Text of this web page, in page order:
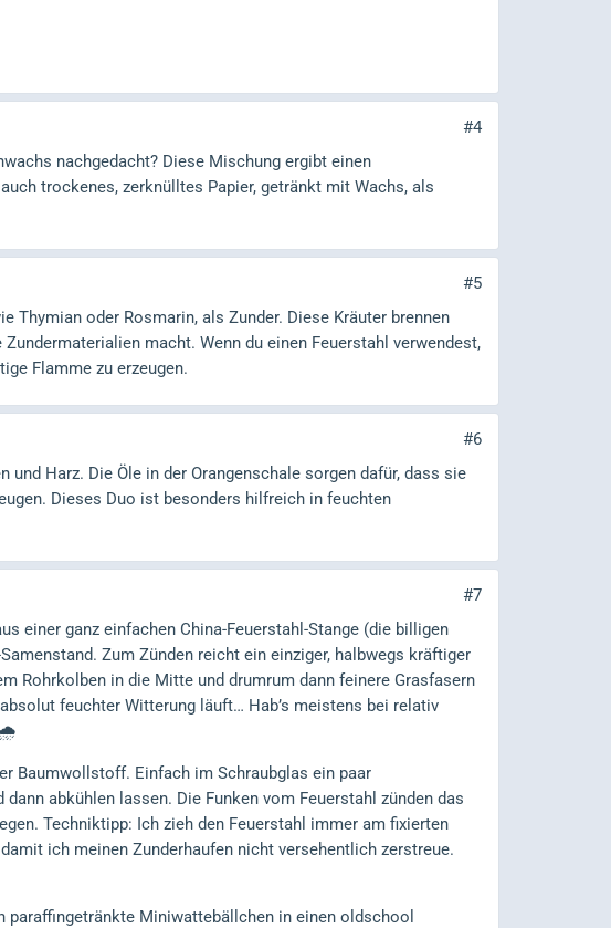
#4
nachgedacht? Diese Mischung ergibt einen
trockenes, zerknülltes Papier, getränkt mit Wachs, als
#5
Thymian oder Rosmarin, als Zunder. Diese Kräuter brennen
macht. Wenn du einen Feuerstahl verwendest,
Flamme zu erzeugen.
#6
Harz. Die Öle in der Orangenschale sorgen dafür, dass sie
Dieses Duo ist besonders hilfreich in feuchten
#7
einer ganz einfachen China-Feuerstahl-Stange (die billigen
Zum Zünden reicht ein einziger, halbwegs kräftiger
Rohrkolben in die Mitte und drumrum dann feinere Grasfasern
feuchter Witterung läuft… Hab’s meistens bei relativ
🌧️
Baumwollstoff. Einfach im Schraubglas ein paar
abkühlen lassen. Die Funken vom Feuerstahl zünden das
Techniktipp: Ich zieh den Feuerstahl immer am fixierten
ich meinen Zunderhaufen nicht versehentlich zerstreue.
Miniwattebällchen in einen oldschool